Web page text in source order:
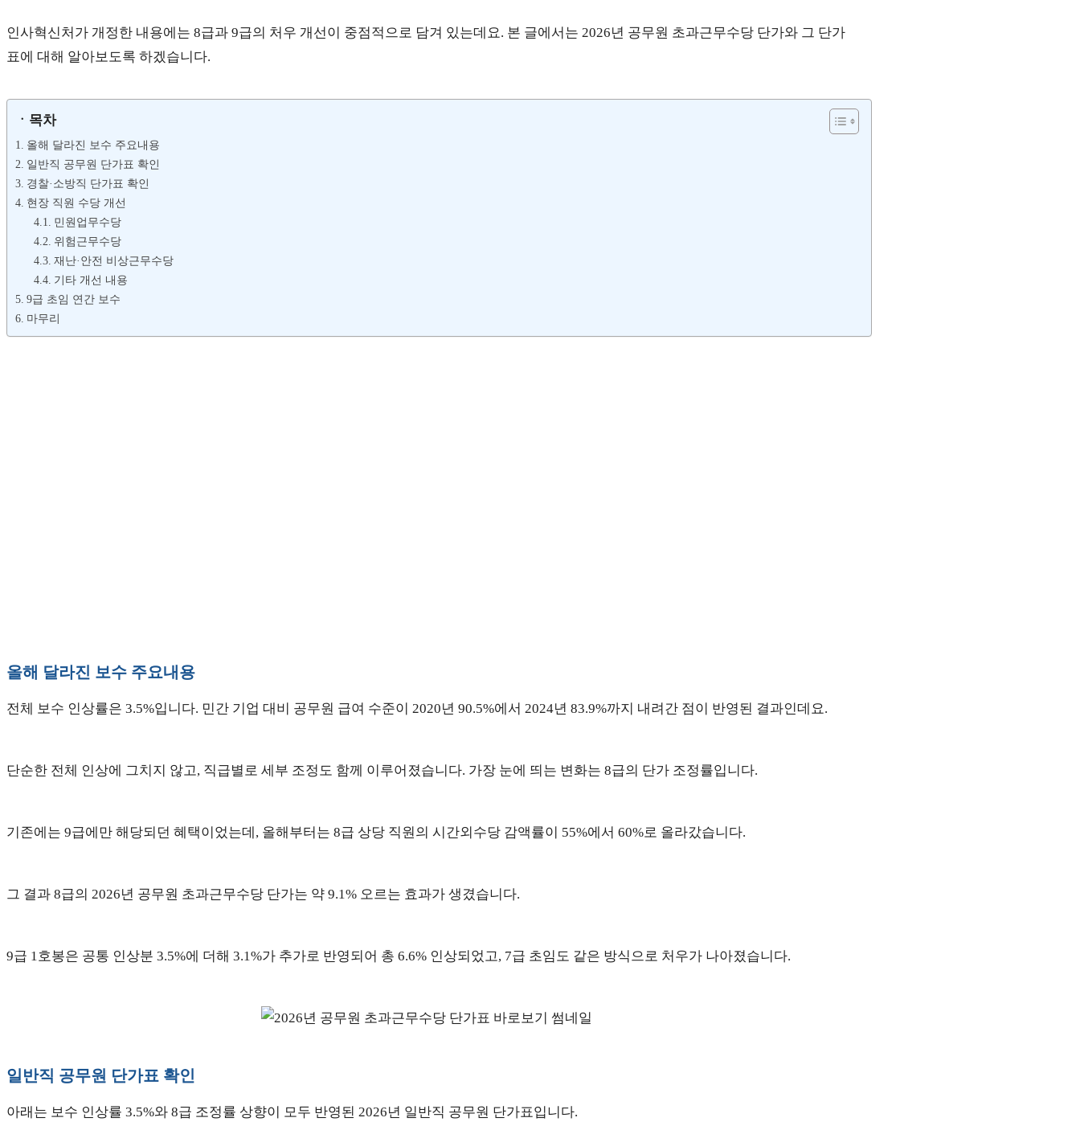
인사혁신처가 개정한 내용에는 8급과 9급의 처우 개선이 중점적으로 담겨 있는데요. 본 글에서는 2026년 공무원 초과근무수당 단가와 그 단가
표에 대해 알아보도록 하겠습니다.
ㆍ목차
올해 달라진 보수 주요내용
일반직 공무원 단가표 확인
경찰·소방직 단가표 확인
현장 직원 수당 개선
민원업무수당
위험근무수당
재난·안전 비상근무수당
기타 개선 내용
9급 초임 연간 보수
마무리
올해 달라진 보수 주요내용
전체 보수 인상률은 3.5%입니다. 민간 기업 대비 공무원 급여 수준이 2020년 90.5%에서 2024년 83.9%까지 내려간 점이 반영된 결과인데요.
단순한 전체 인상에 그치지 않고, 직급별로 세부 조정도 함께 이루어졌습니다. 가장 눈에 띄는 변화는 8급의 단가 조정률입니다.
기존에는 9급에만 해당되던 혜택이었는데, 올해부터는 8급 상당 직원의 시간외수당 감액률이 55%에서 60%로 올라갔습니다.
그 결과 8급의 2026년 공무원 초과근무수당 단가는 약 9.1% 오르는 효과가 생겼습니다.
9급 1호봉은 공통 인상분 3.5%에 더해 3.1%가 추가로 반영되어 총 6.6% 인상되었고, 7급 초임도 같은 방식으로 처우가 나아졌습니다.
일반직 공무원 단가표 확인
아래는 보수 인상률 3.5%와 8급 조정률 상향이 모두 반영된 2026년 일반직 공무원 단가표입니다.